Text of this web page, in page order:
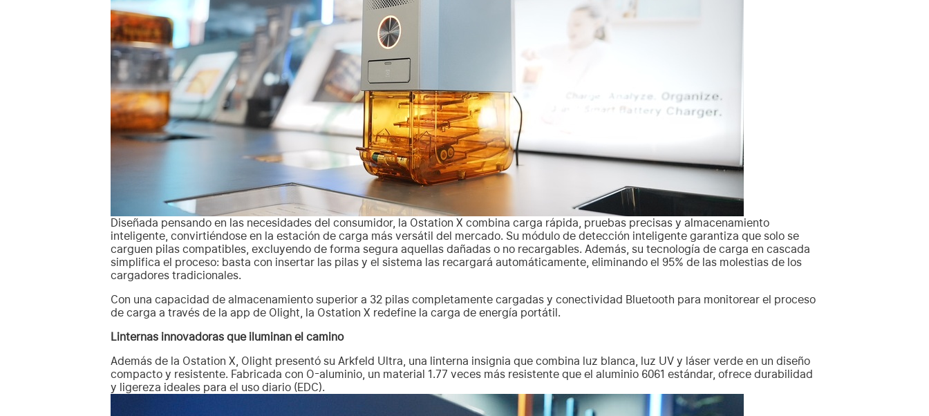
Diseñada pensando en las necesidades del consumidor, la Ostation X combina carga rápida, pruebas precisas y almacenamiento
inteligente, convirtiéndose en la estación de carga más versátil del mercado. Su módulo de detección inteligente garantiza que solo se
carguen pilas compatibles, excluyendo de forma segura aquellas dañadas o no recargables. Además, su tecnología de carga en cascada
simplifica el proceso: basta con insertar las pilas y el sistema las recargará automáticamente, eliminando el 95% de las molestias de los
cargadores tradicionales.
Con una capacidad de almacenamiento superior a 32 pilas completamente cargadas y conectividad Bluetooth para monitorear el proceso
de carga a través de la app de Olight, la Ostation X redefine la carga de energía portátil.
Linternas innovadoras que iluminan el camino
Además de la Ostation X, Olight presentó su Arkfeld Ultra, una linterna insignia que combina luz blanca, luz UV y láser verde en un diseño
compacto y resistente. Fabricada con O-aluminio, un material 1.77 veces más resistente que el aluminio 6061 estándar, ofrece durabilidad
y ligereza ideales para el uso diario (EDC).